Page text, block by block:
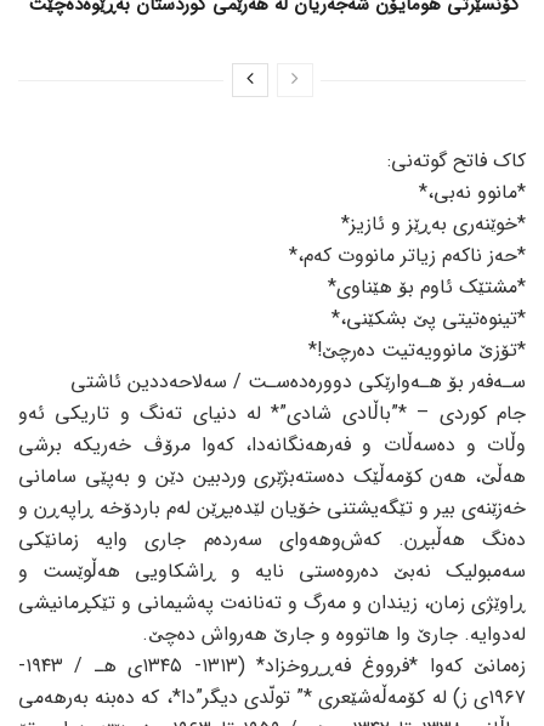
کاک فاتح گوتەنی:
*مانوو نەبی،*
*خوێنەری بەڕێز و ئازیز*
*حەز ناکەم زیاتر مانووت کەم،*
*مشتێک ئاوم بۆ هێناوی*
*تینوەتیتی پێ بشکێنی،*
*تۆزێ مانوویەتیت دەرچێ!*
سـەفەر بۆ هـەوارێکی دوورەدەسـت / سەلاحەددین ئاشتی
جام کوردی – *”باڵادی شادی”* لە دنیای تەنگ و تاریکی ئەو
وڵات و دەسەڵات و فەرهەنگانەدا، کەوا مرۆڤ خەریکە برشی
هەڵێ، هەن کۆمەڵێک دەستەبژێری وردبین دێن و بەپێی سامانی
خەزێنەی بیر و تێگەیشتنی خۆیان لێدەبڕێن لەم باردۆخە ڕاپەڕن و
دەنگ هەڵبڕن. کەش‌وهەوای سەردەم جاری وایە زمانێکی
سەمبولیک نەبێ دەروەستی نایە و ڕاشکاویی هەڵوێست و
ڕاوێژی زمان، زیندان و مەرگ و تەنانەت پەشیمانی و تێکڕمانیشی
لەدوایە. جارێ وا هاتووە و جارێ هەرواش دەچێ.
زەمانێ کەوا *فرووغ فەڕڕوخزاد* (١٣١٣- ١٣٤٥ی هـ / ١٩٤٣-
١٩٦٧ی ز) لە کۆمەڵەشێعری *” تولّدی دیگر”دا*، کە دەبنە بەرهەمی